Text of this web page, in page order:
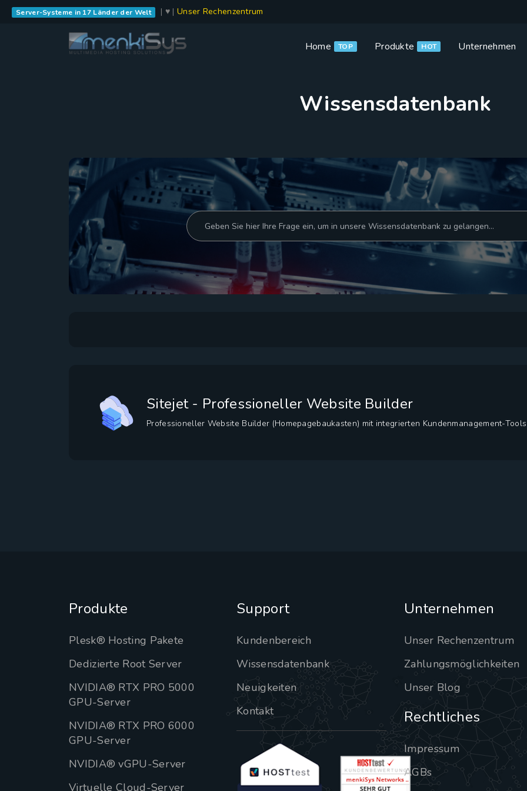
Server-Systeme in 17 Länder der Welt | ♥ | Unser Rechenzentrum
Home TOP Produkte HOT Unternehmen
Wissensdatenbank
Sitejet - Professioneller Website Builder
Professioneller Website Builder (Homepagebaukasten) mit integrierten Kundenmanagement-
Produkte
Plesk® Hosting Pakete
Dedizierte Root Server
NVIDIA® RTX PRO 5000
GPU-Server
NVIDIA® RTX PRO 6000
GPU-Server
NVIDIA® vGPU-Server
Virtuelle Cloud-Server
Support
Kundenbereich
Wissensdatenbank
Neuigkeiten
Kontakt
Unternehmen
Unser Rechenzentrum
Zahlungsmöglichkeiten
Unser Blog
Rechtliches
Impressum
AGBs